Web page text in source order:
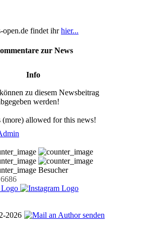
open.de findet ihrhier...
zur News
Info
zu diesem Newsbeitrag
werden!
(more) allowed for this news!
Besucher
2026